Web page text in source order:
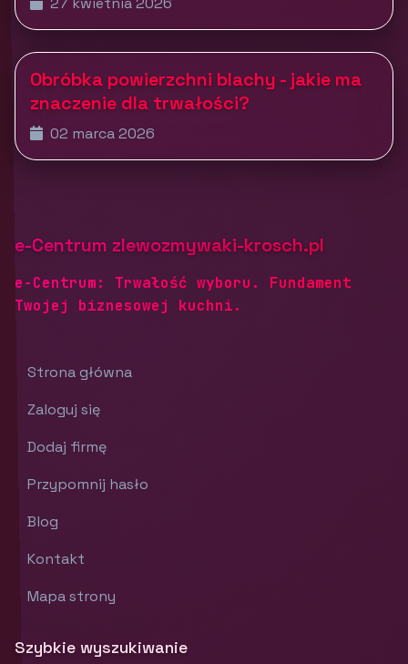
Obróbka powierzchni blachy - jakie ma
znaczenie dla trwałości?
02 marca 2026
e-Centrum zlewozmywaki-krosch.pl
e-Centrum: Trwałość wyboru. Fundament
Twojej biznesowej kuchni.
Strona główna
Zaloguj się
Dodaj firmę
Przypomnij hasło
Blog
Kontakt
Mapa strony
Szybkie wyszukiwanie